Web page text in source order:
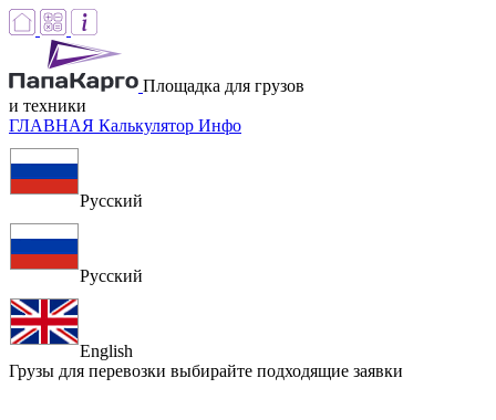
Площадка для грузов
и техники
ГЛАВНАЯ Калькулятор Инфо
Русский
Русский
English
Грузы для перевозки выбирайте подходящие заявки